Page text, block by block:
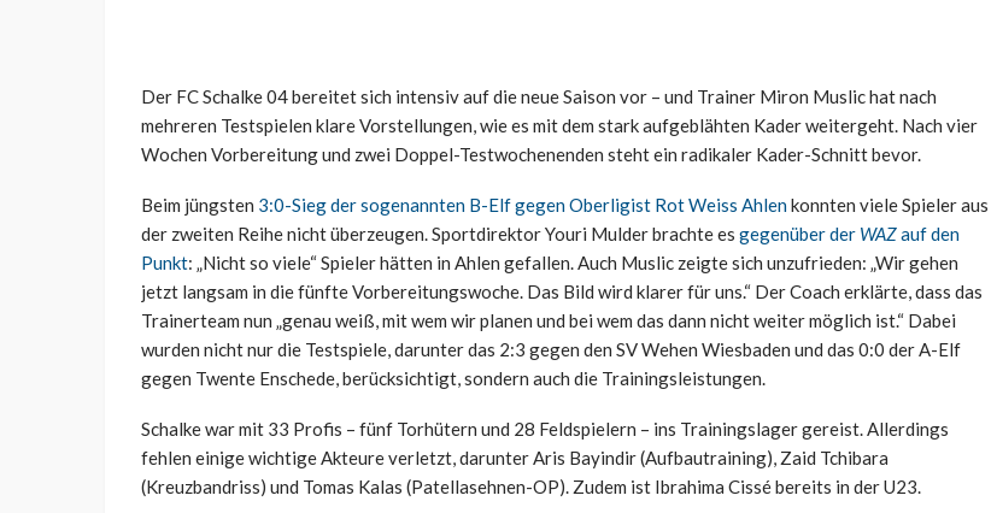
Der FC Schalke 04 bereitet sich intensiv auf die neue Saison vor – und Trainer Miron Muslic hat nach
mehreren Testspielen klare Vorstellungen, wie es mit dem stark aufgeblähten Kader weitergeht. Nach vier
Wochen Vorbereitung und zwei Doppel-Testwochenenden steht ein radikaler Kader-Schnitt bevor.
Beim jüngsten 3:0-Sieg der sogenannten B-Elf gegen Oberligist Rot Weiss Ahlenkonnten viele Spieler aus
der zweiten Reihe nicht überzeugen. Sportdirektor Youri Mulder brachte es gegenüber der WAZauf den
Punkt: „Nicht so viele“ Spieler hätten in Ahlen gefallen. Auch Muslic zeigte sich unzufrieden: „Wir gehen
jetzt langsam in die fünfte Vorbereitungswoche. Das Bild wird klarer für uns.“ Der Coach erklärte, dass das
Trainerteam nun „genau weiß, mit wem wir planen und bei wem das dann nicht weiter möglich ist.“ Dabei
wurden nicht nur die Testspiele, darunter das 2:3 gegen den SV Wehen Wiesbaden und das 0:0 der A-Elf
gegen Twente Enschede, berücksichtigt, sondern auch die Trainingsleistungen.
Schalke war mit 33 Profis – fünf Torhütern und 28 Feldspielern – ins Trainingslager gereist. Allerdings
fehlen einige wichtige Akteure verletzt, darunter Aris Bayindir (Aufbautraining), Zaid Tchibara
(Kreuzbandriss) und Tomas Kalas (Patellasehnen-OP). Zudem ist Ibrahima Cissé bereits in der U23.